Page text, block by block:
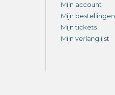
Mijn account
Mijn bestellingen
Mijn tickets
Mijn verlanglijst